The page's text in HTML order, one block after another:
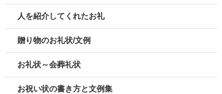
人を紹介してくれたお礼
贈り物のお礼状/文例
お礼状～会葬礼状
お祝い状の書き方と文例集